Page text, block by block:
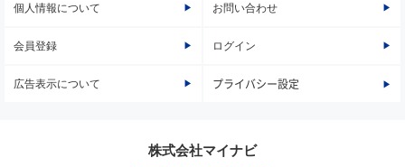
個人情報について お問い合わせ
会員登録 ログイン
広告表示について プライバシー設定
株式会社マイナビ